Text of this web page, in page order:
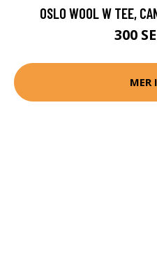
OSLO WOOL W TEE,
300
MER